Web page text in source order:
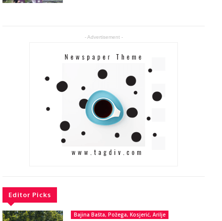
- Advertisement -
Editor Picks
Bajina Bašta, Požega, Kosjerić, Arilje